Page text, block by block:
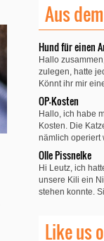
Aus
Hund für einen
Hallo
zulegen, hatte
Könnt ihr mir
OP-Kosten
Hallo, ich habe
Kosten. Die
nämlich operiert
Olle Pissnelke
Hi Leutz, ich
unsere Kili ein
stehen konnte.
Like us